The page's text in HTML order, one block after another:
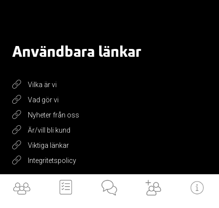
Användbara länkar
Vilka är vi
Vad gör vi
Nyheter från oss
Är/vill bli kund
Viktiga länkar
Integritetspolicy